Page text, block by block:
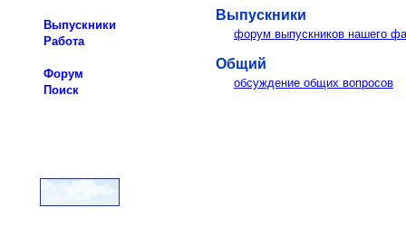
Выпускники
Работа
Форум
Поиск
Выпускники
форум выпускников нашего
Общий
обсуждение общих вопросов